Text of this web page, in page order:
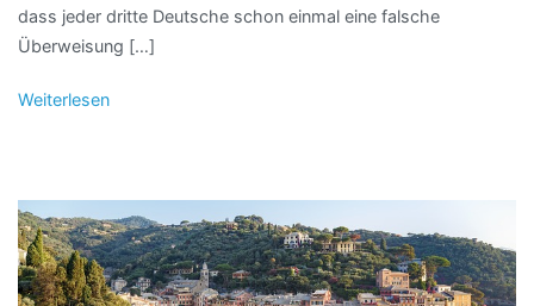
dass jeder dritte Deutsche schon einmal eine falsche
Überweisung […]
Weiterlesen